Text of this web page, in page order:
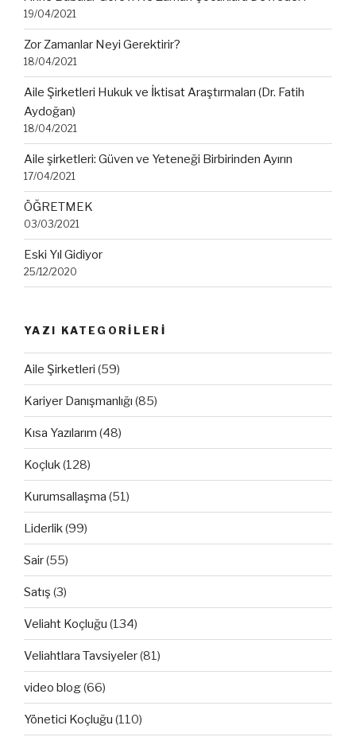
19/04/2021
Zor Zamanlar Neyi Gerektirir?
18/04/2021
Aile Şirketleri Hukuk ve İktisat Araştırmaları (Dr. Fatih
Aydoğan)
18/04/2021
Aile şirketleri: Güven ve Yeteneği Birbirinden Ayırın
17/04/2021
ÖĞRETMEK
03/03/2021
Eski Yıl Gidiyor
25/12/2020
YAZI KATEGORİLERİ
Aile Şirketleri (59)
Kariyer Danışmanlığı (85)
Kısa Yazılarım (48)
Koçluk(128)
Kurumsallaşma (51)
Liderlik(99)
Sair(55)
Satış (3)
Veliaht Koçluğu (134)
Veliahtlara Tavsiyeler(81)
video blog(66)
Yönetici Koçluğu (110)